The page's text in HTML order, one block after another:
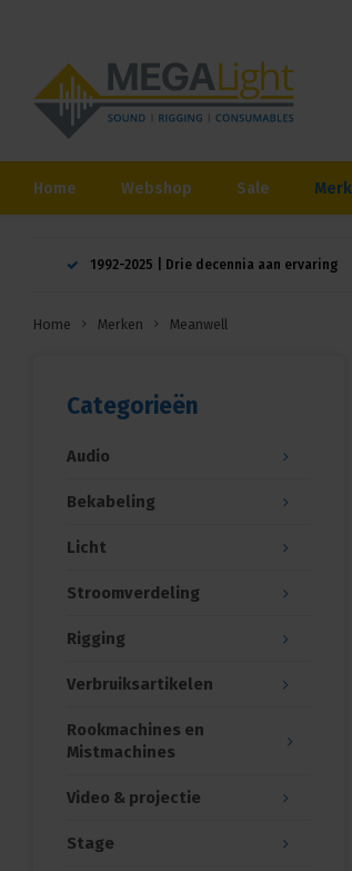
Home Webshop Sale
1992-2025 | Drie decennia aan ervaring
Home Merken Meanwell
Categorieën
Audio
Bekabeling
Licht
Stroomverdeling
Rigging
Verbruiksartikelen
Rookmachines en
Mistmachines
Video & projectie
Stage